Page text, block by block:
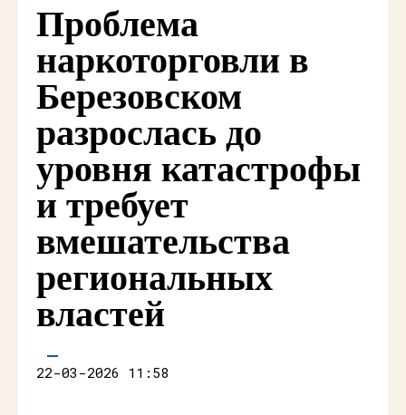
Проблема
наркоторговли в
Березовском
разрослась до
уровня катастрофы
и требует
вмешательства
региональных
властей
22-03-2026 11:58